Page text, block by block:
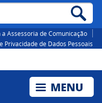
a Assessoria de Comunicação
Privacidade de Dados Pessoais